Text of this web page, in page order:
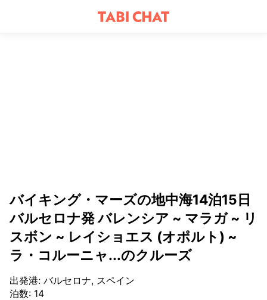
バイキング・マーズの地中海14泊15日
バルセロナ発 バレンシア ~ マラガ ~ リ
スボン ~ レイショエス (オポルト) ~
ラ・コルーニャ...のクルーズ
出発港: バルセロナ, スペイン
泊数: 14